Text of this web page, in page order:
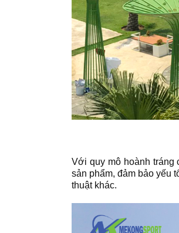
Với quy mô hoành tráng
sản phẩm, đảm bảo yếu
thuật khác.